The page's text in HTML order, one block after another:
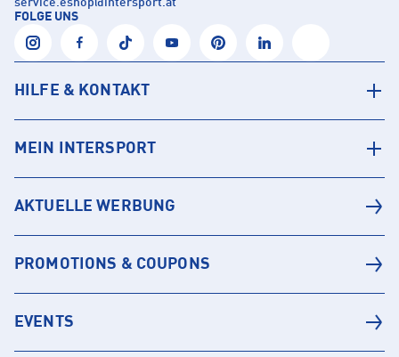
service.eshop@ intersport.at
FOLGE UNS
HILFE & KONTAKT
MEIN INTERSPORT
AKTUELLE WERBUNG
PROMOTIONS & COUPONS
EVENTS